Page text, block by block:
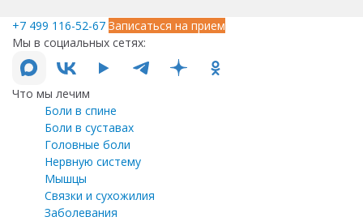
+7 499 116-52-67 Записаться на прием
Мы в социальных сетях:
Что мы лечим
Боли в спине
Боли в суставах
Головные боли
Нервную систему
Мышцы
Связки и сухожилия
Заболевания